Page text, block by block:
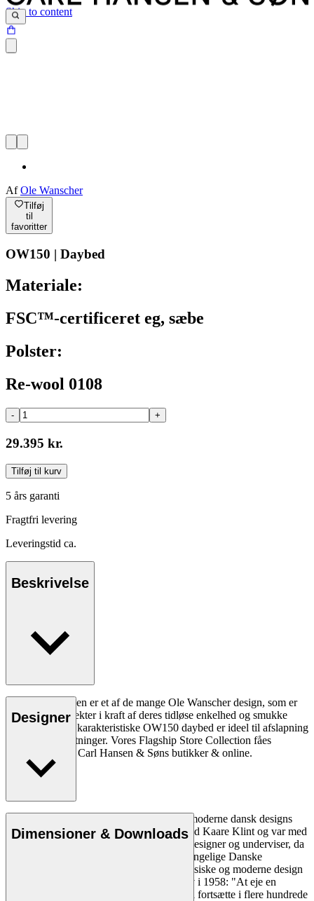
Skip to content
AfOle Wanscher
Tilføj
til
favoritter
OW150 | Daybed
Materiale:
FSC™-certificeret eg, sæbe
Polster:
Re-wool 0108
- +
29.395 kr.
Tilføj til kurv
5 års garanti
Fragtfri levering
Leveringstid ca.
Beskrivelse
OW150 daybeden er et af de mange Ole Wanscher design, som er
blevet samleobjekter i kraft af deres tidløse enkelhed og smukke
overflader. Den karakteristiske OW150 daybed er ideel til afslapning
i moderne indretninger. Vores Flagship Store Collection fåes
eksklusivt kun i Carl Hansen & Søns butikker & online.
Læs mere
Designer
Ole Wanscher er uløseligt forbundet med moderne dansk designs
æstetik og funktionalitet. Han studerede ved Kaare Klint og var med
til at forme dansk møbeldesign både som designer og underviser, da
han overtog Klints professorat ved Det Kongelige Danske
Kunstakademi. Wanschers på én gang klassiske og moderne design
gjorde ham yderst populær. Politiken skrev i 1958: "At eje en
Wanscher stol er et dagligt eventyr, som vil fortsætte i flere hundrede
Dimensioner & Downloads